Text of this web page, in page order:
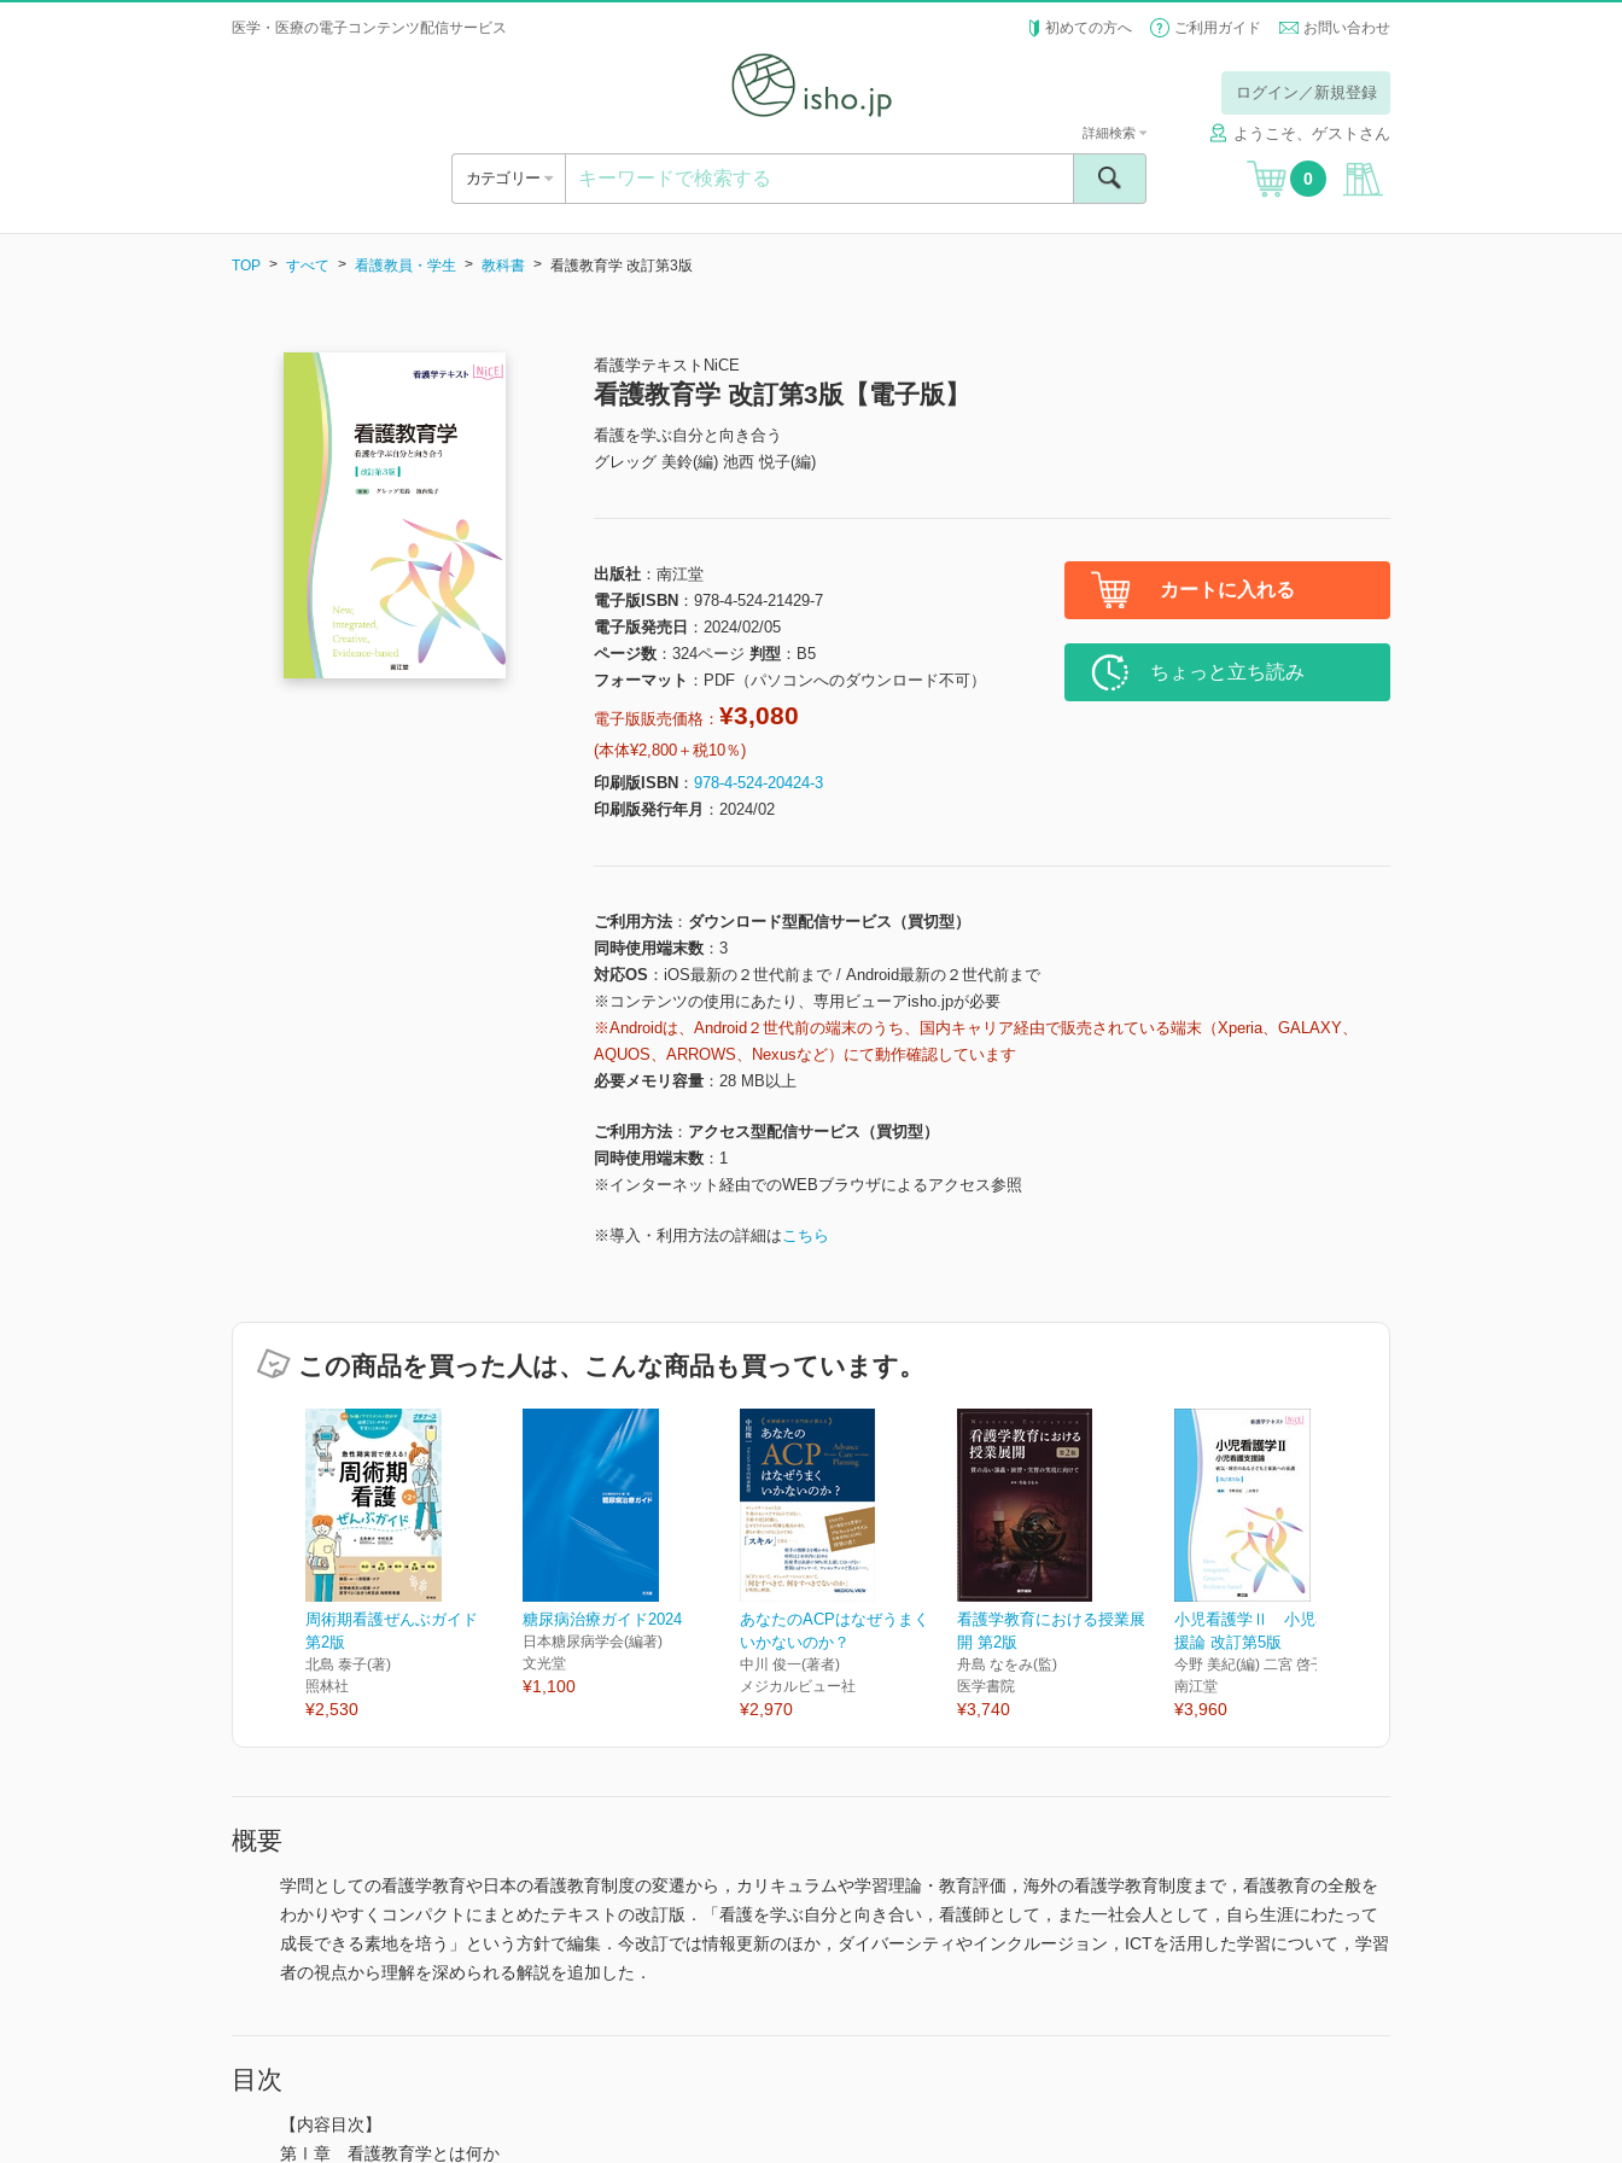
医学・医療の電子コンテンツ配信サービス 初めての方へ ご利用ガイド お問い合わせ
ログイン／新規登録
ようこそ、ゲストさん
カテゴリー
詳細検索
0
TOP すべて 看護教員・学生 教科書 看護教育学 改訂第3版
看護学テキストNiCE
看護教育学 改訂第3版【電子版】
看護を学ぶ自分と向き合う
グレッグ 美鈴(編) 池西 悦子(編)
出版社
南江堂
電子版ISBN
978-4-524-21429-7
電子版発売日
2024/02/05
ページ数
324ページ 判型
B5
フォーマット
PDF（パソコンへのダウンロード不可）
電子版販売価格： ¥3,080
(本体¥2,800＋税10％)
印刷版ISBN
978-4-524-20424-3
印刷版発行年月
2024/02
カートに入れる
ちょっと立ち読み
ご利用方法
ダウンロード型配信サービス（買切型）
同時使用端末数
3
対応OS
iOS最新の２世代前まで / Android最新の２世代前まで
※コンテンツの使用にあたり、専用ビューアisho.jpが必要
※Androidは、Android２世代前の端末のうち、国内キャリア経由で販売されている端末（Xperia、GALAXY、
AQUOS、ARROWS、Nexusなど）にて動作確認しています
必要メモリ容量
28 MB以上
ご利用方法
アクセス型配信サービス（買切型）
同時使用端末数
1
※インターネット経由でのWEBブラウザによるアクセス参照
※導入・利用方法の詳細はこちら
この商品を買った人は、こんな商品も買っています。
周術期看護ぜんぶガイド
第2版
北島 泰子(著)
照林社
¥2,530
糖尿病治療ガイド2024
日本糖尿病学会(編著)
文光堂
¥1,100
あなたのACPはなぜうまく
いかないのか？
中川 俊一(著者)
メジカルビュー社
¥2,970
看護学教育における授業展
開 第2版
舟島 なをみ(監)
医学書院
¥3,740
小児看護学Ⅱ 小児看護支
援論 改訂第5版
今野 美紀(編) 二宮 啓子(編)
南江堂
¥3,960
概要
学問としての看護学教育や日本の看護教育制度の変遷から，カリキュラムや学習理論・教育評価，海外の看護学教育制度まで，看護教育の全般を
わかりやすくコンパクトにまとめたテキストの改訂版．「看護を学ぶ自分と向き合い，看護師として，また一社会人として，自ら生涯にわたって
成長できる素地を培う」という方針で編集．今改訂では情報更新のほか，ダイバーシティやインクルージョン，ICTを活用した学習について，学習
者の視点から理解を深められる解説を追加した．
目次
【内容目次】
第Ⅰ章 看護教育学とは何か